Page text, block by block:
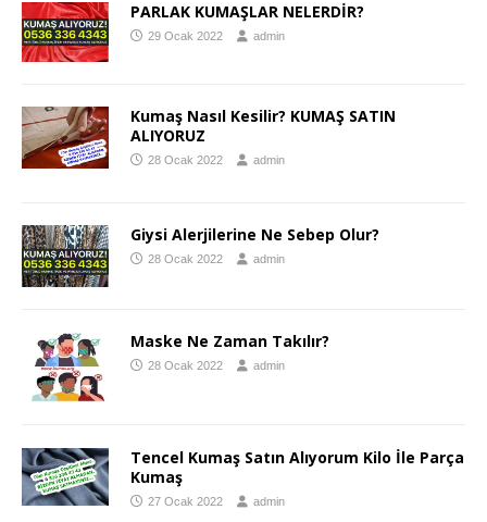
PARLAK KUMAŞLAR NELERDİR?
29 Ocak 2022 admin
Kumaş Nasıl Kesilir? KUMAŞ SATIN
ALIYORUZ
28 Ocak 2022 admin
Giysi Alerjilerine Ne Sebep Olur?
28 Ocak 2022 admin
Maske Ne Zaman Takılır?
28 Ocak 2022 admin
Tencel Kumaş Satın Alıyorum Kilo İle Parça
Kumaş
27 Ocak 2022 admin